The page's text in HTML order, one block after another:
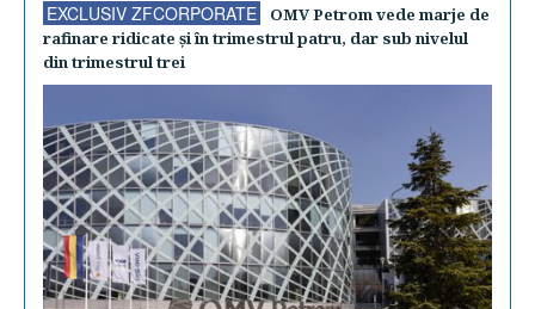
EXCLUSIV ZFCORPORATE
OMV Petrom vede marje de
rafinare ridicate şi în trimestrul patru, dar sub nivelul
din trimestrul trei